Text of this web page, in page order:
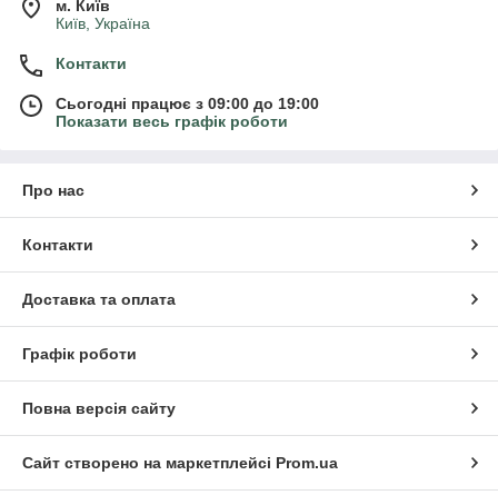
м. Київ
Київ, Україна
Контакти
Сьогодні працює з 09:00 до 19:00
Показати весь графік роботи
Про нас
Контакти
Доставка та оплата
Графік роботи
Повна версія сайту
Сайт створено на маркетплейсі Prom.ua